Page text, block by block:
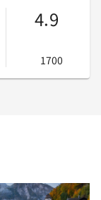
4.9
1700